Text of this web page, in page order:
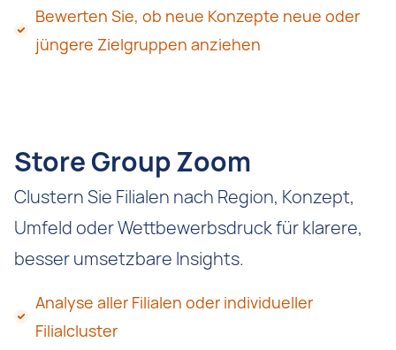
Bewerten Sie, ob neue Konzepte neue oder
jüngere Zielgruppen anziehen
Store Group Zoom
Clustern Sie Filialen nach Region, Konzept,
Umfeld oder Wettbewerbsdruck für klarere,
besser umsetzbare Insights.
Analyse aller Filialen oder individueller
Filialcluster